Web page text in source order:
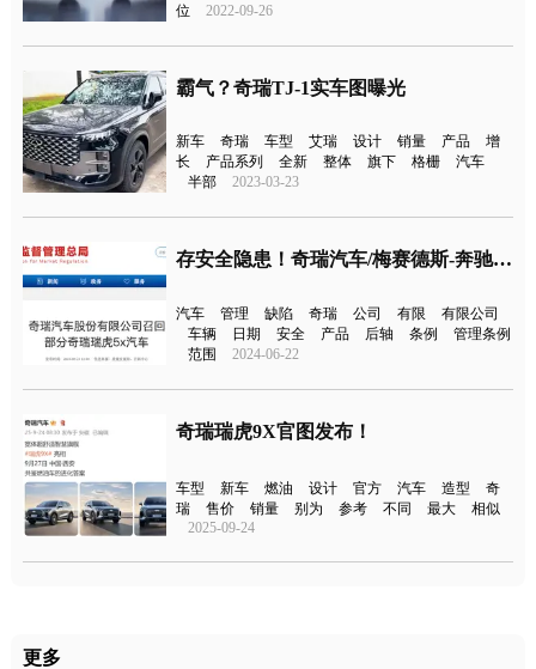
位
2022-09-26
霸气？奇瑞TJ-1实车图曝光
新车 奇瑞 车型 艾瑞 设计 销量 产品
增
长
产品系列 全新 整体 旗下 格栅
汽车
半部
2023-03-23
存安全隐患！奇瑞汽车/梅赛德斯-奔驰宣布召回
汽车 管理 缺陷 奇瑞 公司 有限
有限公司
车辆
日期 安全 产品 后轴 条例
管理条例
范围
2024-06-22
奇瑞瑞虎9X官图发布！
车型 新车 燃油 设计 官方 汽车 造型
奇
瑞
售价 销量 别为 参考 不同 最大
相似
2025-09-24
更多